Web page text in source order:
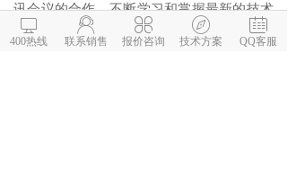
讯会议的合作，不断学习和掌握最新的技术
和应用，为客户提供更加优质和高效的服
务。公司也将继续关注市场变化和客户需

400热线

联系销售

报价咨询

技术方案

QQ客服